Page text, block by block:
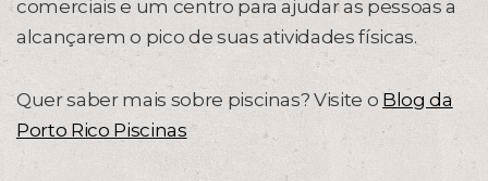
comerciais e um centro para ajudar as pessoas a
alcançarem o pico de suas atividades físicas.
Quer saber mais sobre piscinas? Visite o Blog da
Porto Rico Piscinas